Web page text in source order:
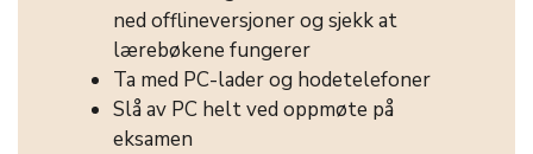
ned offlineversjoner og sjekk at
lærebøkene fungerer
Ta med PC-lader og hodetelefoner
Slå av PC helt ved oppmøte på
eksamen